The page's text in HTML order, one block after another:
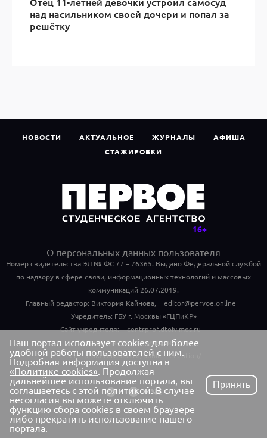
над насильником своей дочери и попал за
решётку
НОВОСТИ АКТУАЛЬНОЕ ЖУРНАЛЫ
АФИША
СТАЖИРОВКИ
О персональных данных пользователя
Номер свидетельства ЭЛ № ФС 77 – 76365. Выдано Федеральной службой
по надзору в сфере связи, информационных технологий и массовых
коммуникаций 26.07.2019.
Главный редактор: Виктория Кайнова,
editor@pervoe.online
Учредитель: ГБУ г. Москвы «ГЦПиКР»
Сайт учредителя:
centrprof.dtoiv.mos.ru
Обращения граждан учредителю:
centrprof.dtoiv.mos.ru/public_reception/
Наш портал использует cookies для более
удобной работы пользователей с ним.
Подробная информация доступна в
«Политике cookies». Продолжая
дальнейшее использование портала, вы
соглашаетесь с этой политикой. В случае
несогласия вы можете отключить
функцию сбора cookies в своем браузере
либо прекратить использование нашего
портала.
Принять